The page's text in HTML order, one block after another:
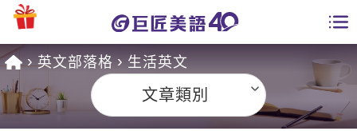
課程總覽
學員專區
英文部落格 生活英文
文章類別